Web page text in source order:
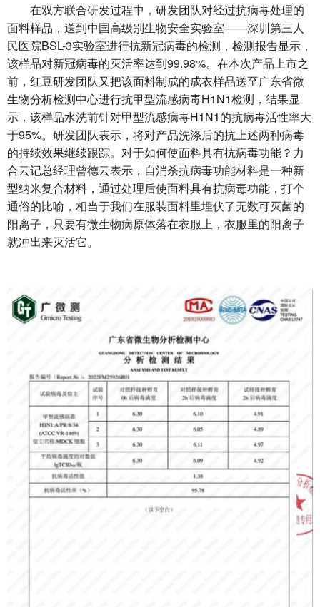
在双方联合研发过程中，研发团队对经过抗病毒处理的
面料样品，送到中国高级别生物安全实验室——深圳第三人
民医院BSL-3实验室进行抗新冠病毒的检测，检测报告显示，
该样品对新冠病毒的灭活率达到99.98%。在本次产品上市之
前，红豆研发团队又把该面料制成的成衣样品送至广东省微
生物分析检测中心进行抗甲型流感病毒H1N1检测，结果显
示，该样品水洗前针对甲型流感病毒H1N1的抗病毒活性率大
于95%。研发团队表示，将对产品洗涤后的抗上述两种病毒
的持续效果继续跟踪。对于如何使面料具有抗病毒功能？力
合云记总经理曾德云表示，自消杀抗病毒功能材料是一种新
型纳米复合材料，通过处理后使面料具有抗病毒功能，打个
通俗的比喻，相当于我们在服装面料里埋伏了无数可灭菌的
阳离子，只要有微生物病原体落在衣服上，衣服里的阳离子
就冲出来灭活它。